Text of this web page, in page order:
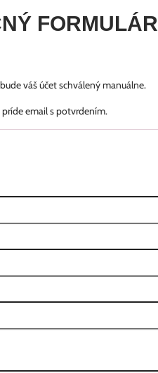
FORMULÁR
váš účet schválený manuálne.
príde email s potvrdením.